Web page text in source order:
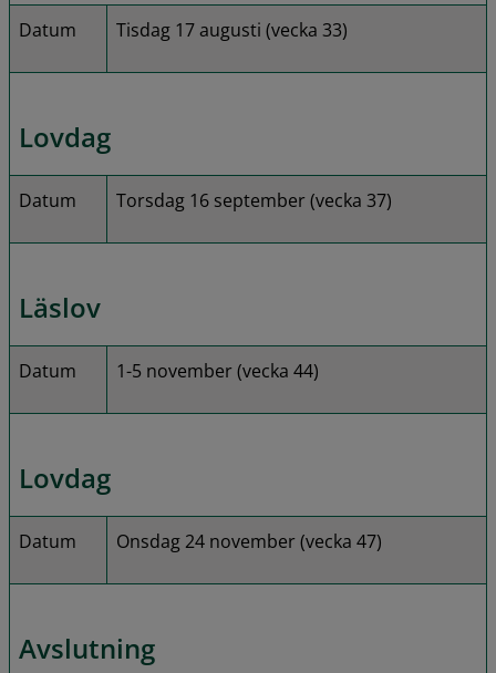
Datum Tisdag 17 augusti (vecka 33)
Lovdag
Datum Torsdag 16 september (vecka 37)
Läslov
Datum 1-5 november (vecka 44)
Lovdag
Datum Onsdag 24 november (vecka 47)
Avslutning